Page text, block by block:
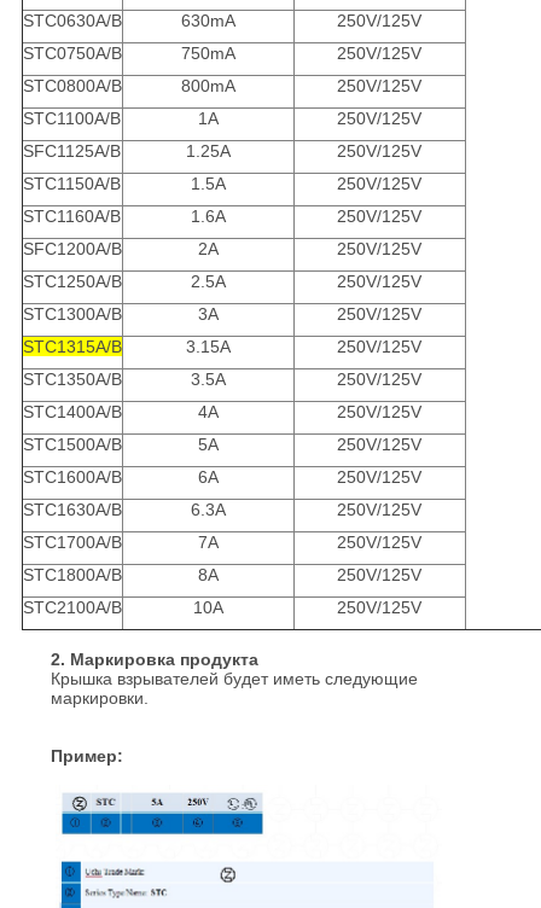
STC0630A/B
630mA
250V/125V
STC0750A/B
750mA
250V/125V
STC0800A/B
800mA
250V/125V
STC1100A/B
1A
250V/125V
SFC1125A/B
1.25A
250V/125V
STC1150A/B
1.5A
250V/125V
STC1160A/B
1.6A
250V/125V
SFC1200A/B
2A
250V/125V
STC1250A/B
2.5A
250V/125V
STC1300A/B
3A
250V/125V
STC1315A/B
3.15A
250V/125V
STC1350A/B
3.5A
250V/125V
STC1400A/B
4A
250V/125V
STC1500A/B
5A
250V/125V
STC1600A/B
6A
250V/125V
STC1630A/B
6.3A
250V/125V
STC1700A/B
7A
250V/125V
STC1800A/B
8A
250V/125V
STC2100A/B
10A 250V/125V
2. Маркировка продукта
Крышка взрывателей будет иметь следующие
маркировки.
Пример: